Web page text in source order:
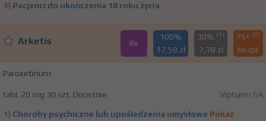
3) Pacjenci do ukończenia 18 roku życia
Arketis Rx
100%
17,58 zł
30% (1)
7,78 zł
75+ (2)
bezpł.
Paroxetinum
tabl. 20 mg 30 szt. Doustnie Vipharm SA
1) Choroby psychiczne lub upośledzenia umysłowe Pokaż